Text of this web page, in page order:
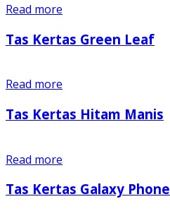
Read more
Tas Kertas Green Leaf
Read more
Tas Kertas Hitam Manis
Read more
Tas Kertas Galaxy Phone